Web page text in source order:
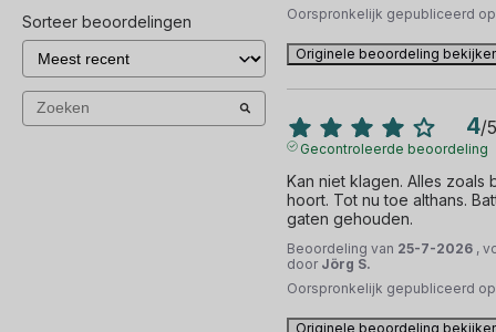
Sorteer beoordelingen
Oorspronkelijk gepubliceerd
Originele beoordeling
4/5
Gecontroleerde beoordeling
Kan niet klagen. Alles zoals
hoort. Tot nu toe althans.
gaten gehouden.
Beoordeling van 25-7-2026 ,
door Jörg S.
Oorspronkelijk gepubliceerd
Originele beoordeling